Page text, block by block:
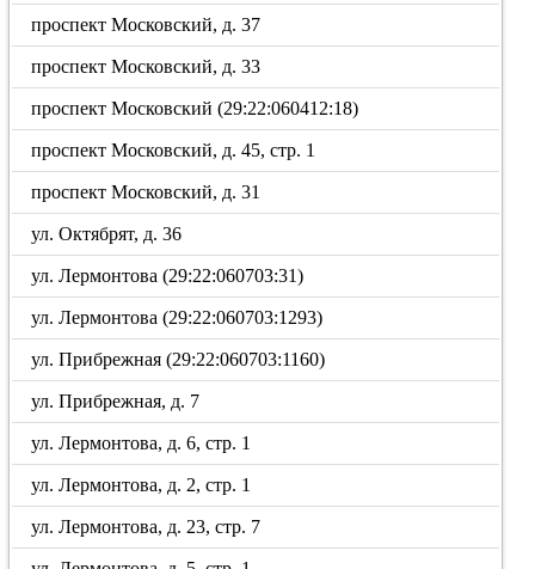
проспект Московский, д. 37
проспект Московский, д. 33
проспект Московский (29:22:060412:18)
проспект Московский, д. 45, стр. 1
проспект Московский, д. 31
ул. Октябрят, д. 36
ул. Лермонтова (29:22:060703:31)
ул. Лермонтова (29:22:060703:1293)
ул. Прибрежная (29:22:060703:1160)
ул. Прибрежная, д. 7
ул. Лермонтова, д. 6, стр. 1
ул. Лермонтова, д. 2, стр. 1
ул. Лермонтова, д. 23, стр. 7